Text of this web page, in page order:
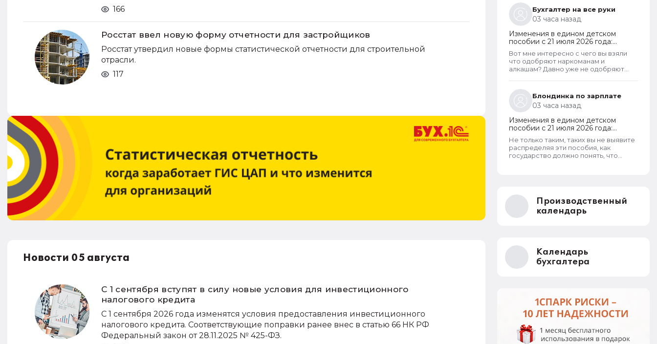
166
Росстат ввел новую форму отчетности для застройщиков
Росстат утвердил новые формы статистической отчетности для строительной
отрасли.
117
Новости 05 августа
С 1 сентября вступят в силу новые условия для инвестиционного
налогового кредита
С 1 сентября 2026 года изменятся условия предоставления инвестиционного
налогового кредита. Соответствующие поправки ранее внес в статью 66 НК РФ
Федеральный закон от 28.11.2025 № 425-ФЗ.
Бухгалтер на все руки
03 часа назад
Изменения в едином детском
пособии с 21 июля 2026 года:
пересмотр правила нулевого
дохода и новый порядок
оформления пособий по месту
пребывания
Вот мне интересно с чего вы взяли
что одобряют наркоманам и
алкашам? Давно уже не одобряют
Блондинка по зарплате
03 часа назад
Изменения в едином детском
пособии с 21 июля 2026 года:
пересмотр правила нулевого
дохода и новый порядок
оформления пособий по месту
пребывания
Не только таким, таких вы не выявите
распределяя эти пособия, как
государство должно понять, что
Производственный
календарь
Календарь
бухгалтера